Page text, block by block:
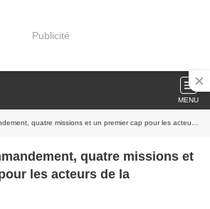
Publicité
MENU
quatre missions et un premier cap pour les acteurs de la profondeur
quatre missions et
les acteurs de la